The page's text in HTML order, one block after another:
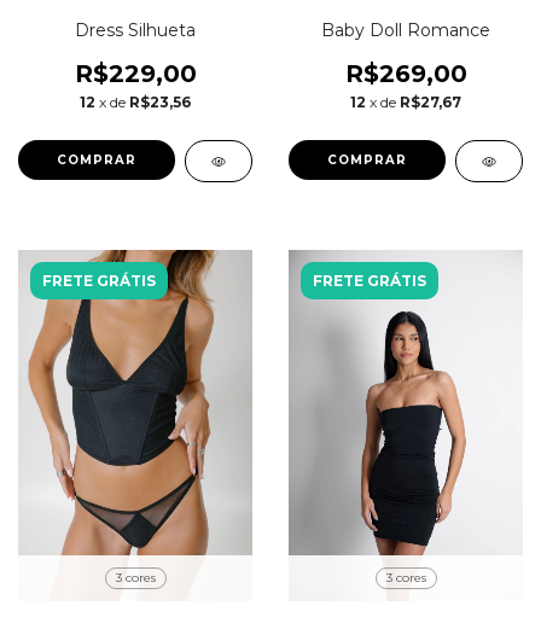
Dress Silhueta
R$229,00
12 x de R$23,56
COMPRAR
Baby Doll Romance
R$269,00
12 x de R$27,67
COMPRAR
FRETE GRÁTIS
3 cores
FRETE GRÁTIS
3 cores